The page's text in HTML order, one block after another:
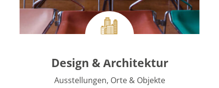
Design & Architektur
Mehr erfahren